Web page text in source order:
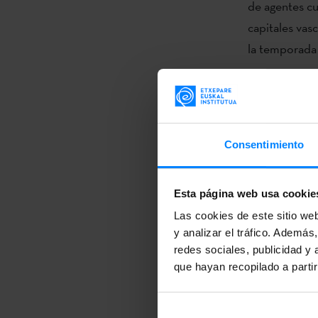
Consentimiento
Esta página web usa
Las cookies de este sitio
y analizar el tráfico.
redes sociales, publicidad y
que hayan recopilado a
de agentes
capitales
la
nuevo
CONICET.
enseñanza
mundo–,
alumnos de
del 77%.